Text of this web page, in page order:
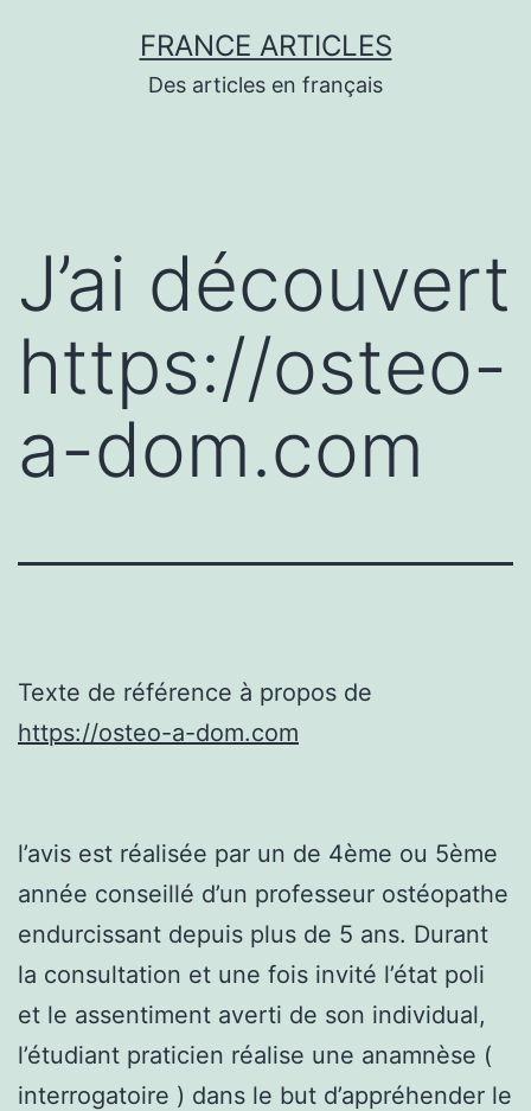
FRANCE ARTICLES
Des articles en français
J’ai découvert
https://osteo-
a-dom.com
Texte de référence à propos de
https://osteo-a-dom.com
l’avis est réalisée par un de 4ème ou 5ème
année conseillé d’un professeur ostéopathe
endurcissant depuis plus de 5 ans. Durant
la consultation et une fois invité l’état poli
et le assentiment averti de son individual,
l’étudiant praticien réalise une anamnèse (
interrogatoire ) dans le but d’appréhender le